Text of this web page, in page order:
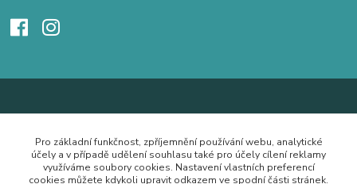
Pro základní funkčnost, zpříjemnění používání webu, analytické
účely a v případě udělení souhlasu také pro účely cílení reklamy
využíváme soubory cookies. Nastavení vlastních preferencí
cookies můžete kdykoli upravit odkazem ve spodní části stránek.